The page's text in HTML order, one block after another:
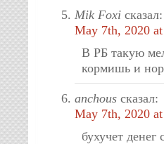
Mik Foxi сказал:
May 7th, 2020
В РБ такую
кормишь и
anchous сказал:
May 7th, 2020
бухучет